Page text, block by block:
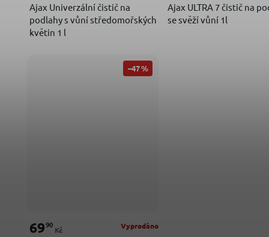
Ajax Univerzální čistič na
podlahy s vůní středomořských
květin 1 l
Ajax ULTRA 7 čistič na
se svěží vůní 1l
–47 %
Vyprodáno
6990
Kč